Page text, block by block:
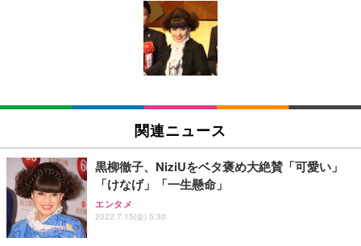
[EdoErgo] オフィスチェア 椅子 テレワーク 疲れな
い 跳ね上げ式アームレスト コンパクト 約105度ロッ
キング pc 事務椅子 360度回転 座面昇降 強化ナイロ
ン樹脂ベース 通気性メッシュ 在宅ワーク H-WY01
(黒網+黒枠+黒足)
SIHOO B100 オフィスチェア／デスクチェア メッシ
ュチェア 人間工学 疲れない ブラック
￥27,999
Sezlife オフィスチェア デスクチェア 疲れない テレ
ワーク チェア 強化バックレスト 30度ロッキング機
能 人間工学 椅子 腰サポート 90度跳ね上げ式アーム
EIZO ビジネス向けプレミアムモニター | FlexScan
EV3240X-WT | 31.5型4K UHD・USB Type-C・ホワ
￥105,595
EIZO ビジネス向けプレミアムモニター | FlexScan
【純正品】27"ゲーミングモニター DualSense 充電
フック付き（CFI-ZDM1J）
Amazonベーシック ペットシーツ 薄型 レギュラー 1
回使い捨て 無香料 ホワイト 300枚
Amazonベーシック ペットシーツ 厚型 ワイド 42枚
x2袋(84枚) ホワイト(吸収面:ライトブルー)
￥3,234
ネオ・ルーライフ ネオ・オムツ L 中型犬用 26枚入
り 単品
関連ニュース
黒柳徹子、NiziUをベタ褒め大絶賛「可愛い」
「けなげ」「一生懸命」
エンタメ
2022.7.15(金) 5:30